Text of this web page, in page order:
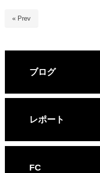
« Prev
ブログ
レポート
FC